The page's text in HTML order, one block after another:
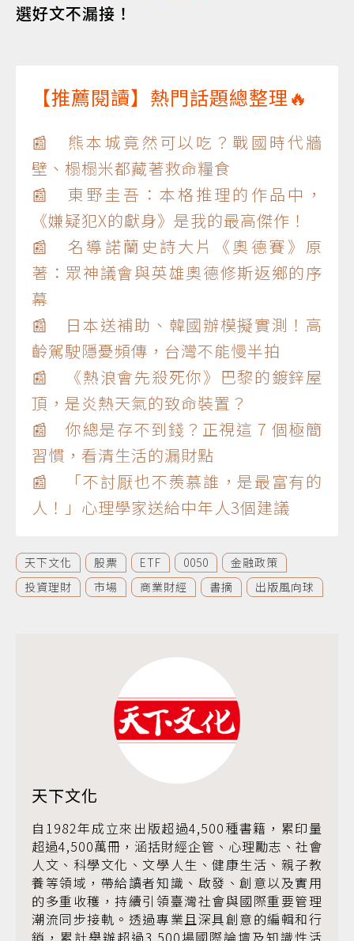
選好文不漏接！
【推薦閱讀】熱門話題總整理🔥
📰 熊本城竟然可以吃？戰國時代牆
壁、榻榻米都藏著救命糧食
📰 東野圭吾：本格推理的作品中，
《嫌疑犯X的獻身》是我的最高傑作！
📰 名導諾蘭史詩大片《奧德賽》原
著：眾神議會與英雄奧德修斯返鄉的序
幕
📰 日本送補助、韓國辦模擬實測！高
齡駕駛隱憂頻傳，台灣不能慢半拍
📰 《熱浪會先殺死你》巴黎的鍍鋅屋
頂，是炎熱天氣的致命裝置？
📰 你總是存不到錢？正視這 7 個極簡
習慣，看清生活的漏財點
📰 「不討厭也不羨慕誰，是最富有的
人！」心理學家送給中年人3個建議
天下文化 股票 ETF 0050
金融政策
投資理財
市場 商業財經 書摘 出版風向球
天下文化
自1982年成立來出版超過4,500種書籍，累印量
超過4,500萬冊，涵括財經企管、心理勵志、社會
人文、科學文化、文學人生、健康生活、親子教
養等領域，帶給讀者知識、啟發、創意以及實用
的多重收穫，持續引領臺灣社會與國際重要管理
潮流同步接軌。透過專業且深具創意的編輯和行
銷，累計舉辦超過3,500場國際論壇及知識性活